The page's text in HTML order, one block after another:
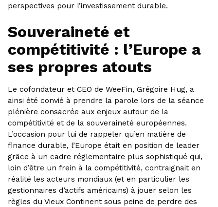
perspectives pour l’investissement durable.
Souveraineté et
compétitivité : l’Europe a
ses propres atouts
Le cofondateur et CEO de WeeFin, Grégoire Hug, a
ainsi été convié à prendre la parole lors de la séance
plénière consacrée aux enjeux autour de la
compétitivité et de la souveraineté européennes.
L’occasion pour lui de rappeler qu’en matière de
finance durable, l’Europe était en position de leader
grâce à un cadre réglementaire plus sophistiqué qui,
loin d’être un frein à la compétitivité, contraignait en
réalité les acteurs mondiaux (et en particulier les
gestionnaires d’actifs américains) à jouer selon les
règles du Vieux Continent sous peine de perdre des